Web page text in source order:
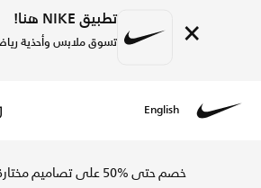
× تطبيق NIKE هنا!
تسوق ملابس وأحذية
English
خصم حتى %50 على تصاميم مختارة.